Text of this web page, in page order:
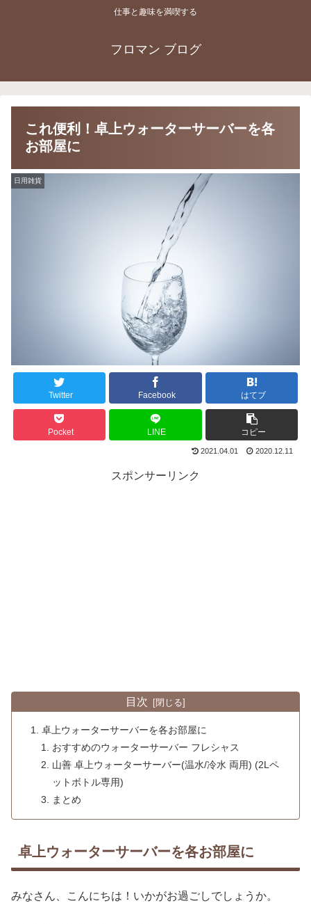
仕事と趣味を満喫する
フロマン ブログ
これ便利！卓上ウォーターサーバーを各
お部屋に
日用雑貨
Twitter Facebook はてブ
Pocket LINE コピー
2021.04.01 2020.12.11
スポンサーリンク
目次
卓上ウォーターサーバーを各お部屋に
おすすめのウォーターサーバー フレシャス
山善 卓上ウォーターサーバー(温水/冷水 両用) (2Lペ
ットボトル専用)
まとめ
卓上ウォーターサーバーを各お部屋に
みなさん、こんにちは！いかがお過ごしでしょうか。